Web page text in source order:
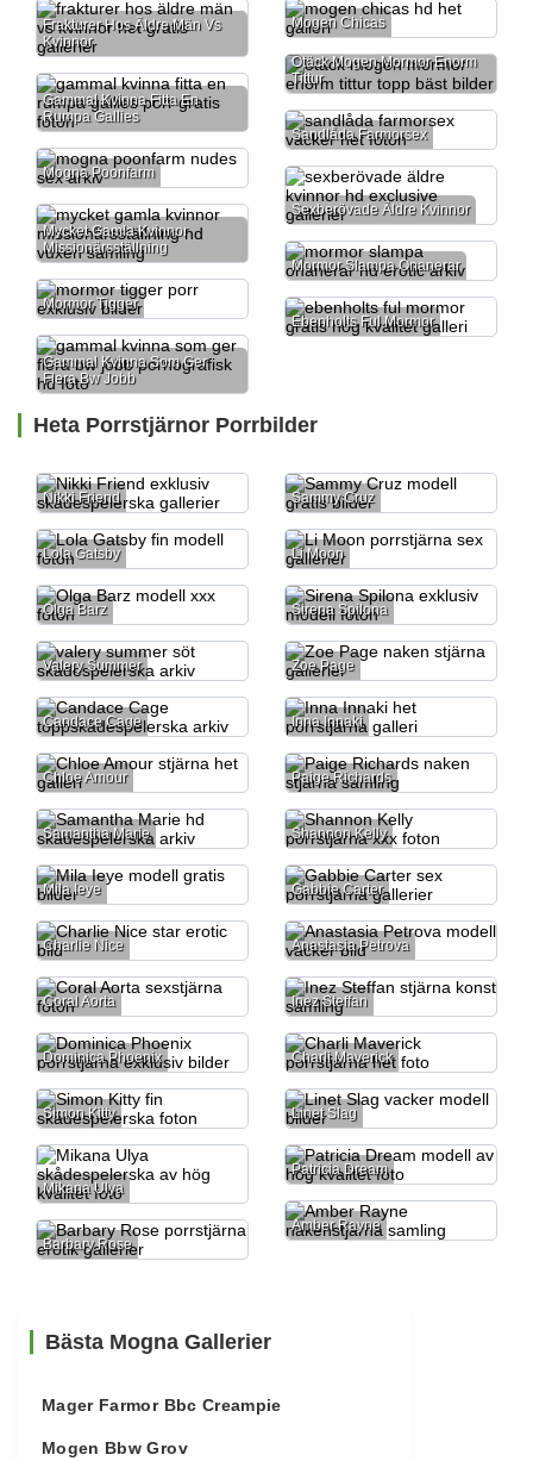
Frakturer Hos Äldre Män Vs
Kvinnor
Mogen Chicas
Otäck Mogen Mormor Enorm
Tittur
Gammal Kvinna Fitta En
Rumpa Gallies
Sandlåda Farmorsex
Mogna Poonfarm
Sexberövade Äldre Kvinnor
Mycket Gamla Kvinnor
Missionärsställning
Mormor Slampa Onanerar
Mormor Tigger
Ebenholts Ful Mormor
Gammal Kvinna Som Ger
Flera Bw Jobb
Heta Porrstjärnor Porrbilder
Nikki Friend Sammy Cruz
Lola Gatsby Li Moon
Olga Barz Sirena Spilona
Valery Summer Zoe Page
Candace Cage Inna Innaki
Chloe Amour Paige Richards
Samantha Marie Shannon Kelly
Mila Ieye Gabbie Carter
Charlie Nice Anastasia Petrova
Coral Aorta Inez Steffan
Dominica Phoenix Charli Maverick
Simon Kitty Linet Slag
Mikana Ulya
Patricia Dream
Amber Rayne
Barbary Rose
Bästa Mogna Gallerier
Mager Farmor Bbc Creampie
Mogen Bbw Grov